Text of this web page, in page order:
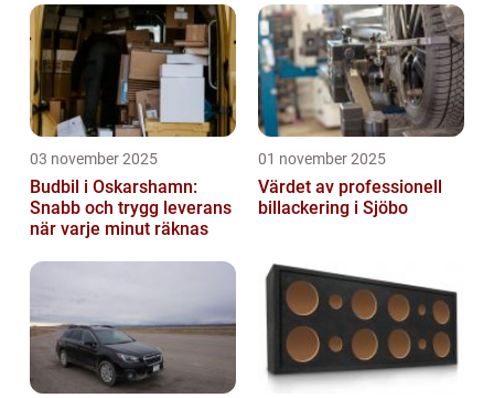
03 november 2025
Budbil i Oskarshamn:
Snabb och trygg leverans
när varje minut räknas
01 november 2025
Värdet av professionell
billackering i Sjöbo